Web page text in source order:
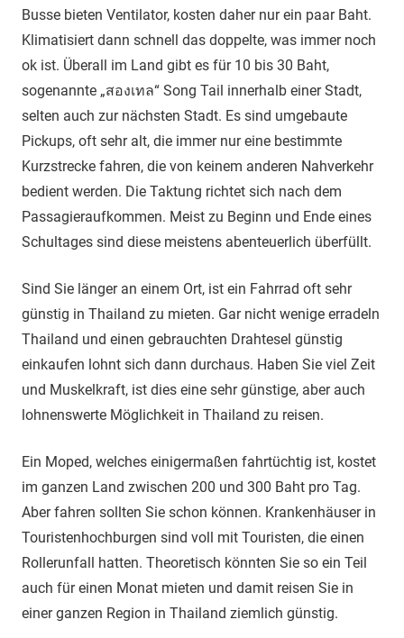
Busse bieten Ventilator, kosten daher nur ein paar Baht.
Klimatisiert dann schnell das doppelte, was immer noch
ok ist. Überall im Land gibt es für 10 bis 30 Baht,
sogenannte „สองเทล“ Song Tail innerhalb einer Stadt,
selten auch zur nächsten Stadt. Es sind umgebaute
Pickups, oft sehr alt, die immer nur eine bestimmte
Kurzstrecke fahren, die von keinem anderen Nahverkehr
bedient werden. Die Taktung richtet sich nach dem
Passagieraufkommen. Meist zu Beginn und Ende eines
Schultages sind diese meistens abenteuerlich überfüllt.
Sind Sie länger an einem Ort, ist ein Fahrrad oft sehr
günstig in Thailand zu mieten. Gar nicht wenige erradeln
Thailand und einen gebrauchten Drahtesel günstig
einkaufen lohnt sich dann durchaus. Haben Sie viel Zeit
und Muskelkraft, ist dies eine sehr günstige, aber auch
lohnenswerte Möglichkeit in Thailand zu reisen.
Ein Moped, welches einigermaßen fahrtüchtig ist, kostet
im ganzen Land zwischen 200 und 300 Baht pro Tag.
Aber fahren sollten Sie schon können. Krankenhäuser in
Touristenhochburgen sind voll mit Touristen, die einen
Rollerunfall hatten. Theoretisch könnten Sie so ein Teil
auch für einen Monat mieten und damit reisen Sie in
einer ganzen Region in Thailand ziemlich günstig.